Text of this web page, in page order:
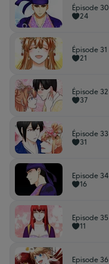
Épisode 30
24
Épisode 31
21
Épisode 32
37
Épisode 33
31
Episode 34
16
Episode 35
11
Episode 36